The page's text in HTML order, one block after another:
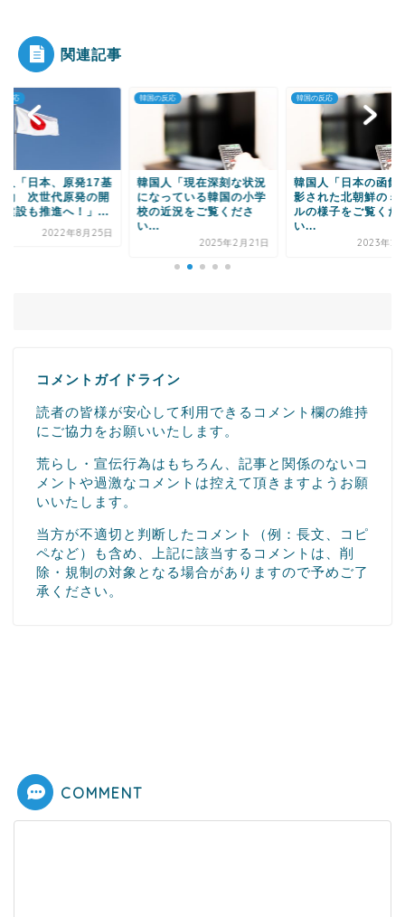
Powered by livedoor 相互RSS
関連記事
反応
人「現在深刻な状況
っている韓国の小学
近況をご覧くださ
韓国の反応
韓国人「日本の函館で撮
影された北朝鮮のミサイ
ルの様子をご覧くださ
い...
2023年2月18日
韓国の反応
韓国人「バイデン、
大統領と握手するも
合わせず無視・・・
の...
2022年6
コメントガイドライン
読者の皆様が安心して利用できるコメント欄の維持
にご協力をお願いいたします。
荒らし・宣伝行為はもちろん、記事と関係のないコ
メントや過激なコメントは控えて頂きますようお願
いいたします。
当方が不適切と判断したコメント（例：長文、コピ
ペなど）も含め、上記に該当するコメントは、削
除・規制の対象となる場合がありますので予めご了
承ください。
COMMENT